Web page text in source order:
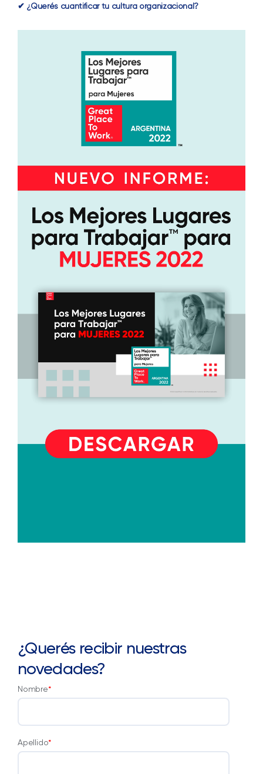
✔ ¿Querés cuantificar tu cultura organizacional?
¿Querés recibir nuestras
novedades?
Nombre*
Apellido*